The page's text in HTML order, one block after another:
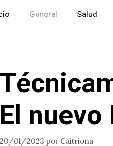
General Salud
El
20/01/2023 por Caitriona